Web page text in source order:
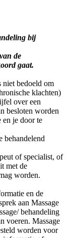
bij
de
gaat.
niet bedoeld om
klachten)
over een
besloten worden
en je door te
behandelend
of specialist, of
met de
worden.
en de
aan Massage
behandeling
voeren. Massage
worden voor